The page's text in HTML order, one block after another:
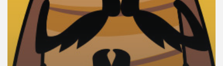
เกี่ยว
กับ
เรา